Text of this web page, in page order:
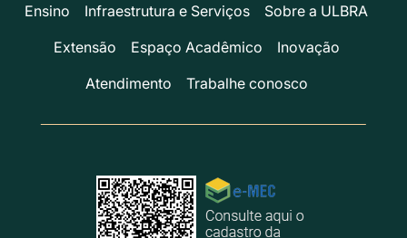
Ensino Infraestrutura e Serviços
Sobre a ULBRA
Extensão
Espaço Acadêmico
Inovação
Atendimento
Trabalhe conosco